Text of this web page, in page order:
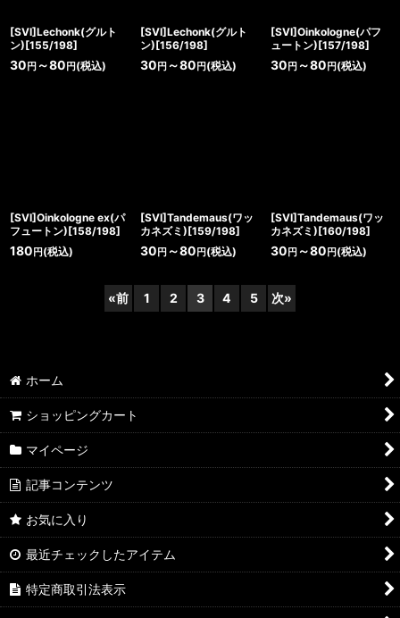
[SVI]Lechonk(グルト
ン)[155/198]
30 円 ～80 円 (税込)
[SVI]Lechonk(グルト
ン)[156/198]
30 円～80 円(税込)
[SVI]Oinkologne(パフ
ュートン)[157/198]
30 円～80 円(税込)
[SVI]Oinkologne ex(パ
フュートン)[158/198]
180 円 (税込)
[SVI]Tandemaus(ワッ
カネズミ)[159/198]
30 円～80 円(税込)
[SVI]Tandemaus(ワッ
カネズミ)[160/198]
30 円～80 円(税込)
«前 1 2 3 4 5 次»
ホーム
ショッピングカート
マイページ
記事コンテンツ
お気に入り
最近チェックしたアイテム
特定商取引法表示